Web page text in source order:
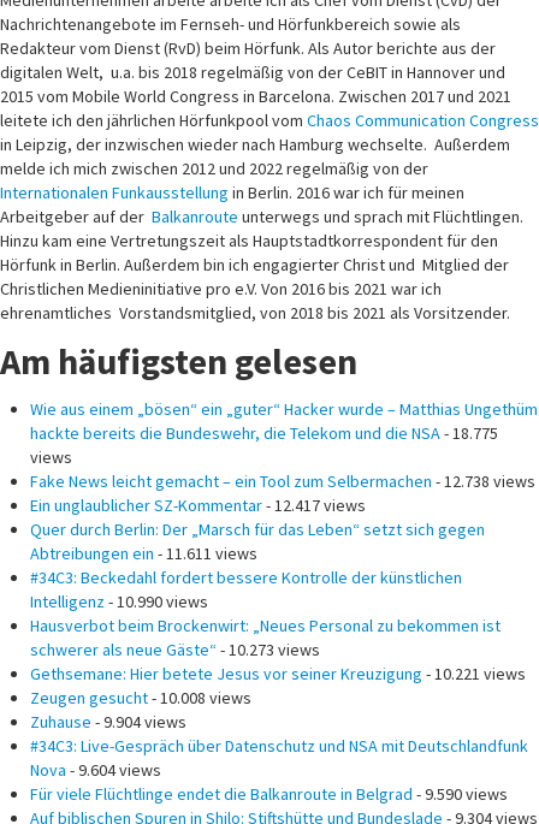
Nachrichtenangebote im Fernseh- und Hörfunkbereich sowie als
Redakteur vom Dienst (RvD) beim Hörfunk. Als Autor berichte aus der
digitalen Welt, u.a. bis 2018 regelmäßig von der CeBIT in Hannover und
2015 vom Mobile World Congress in Barcelona. Zwischen 2017 und 2021
leitete ich den jährlichen Hörfunkpool vom Chaos Communication Congress
in Leipzig, der inzwischen wieder nach Hamburg wechselte. Außerdem
melde ich mich zwischen 2012 und 2022 regelmäßig von der
Internationalen Funkausstellung in Berlin. 2016 war ich für meinen
Arbeitgeber auf der Balkanroute unterwegs und sprach mit Flüchtlingen.
Hinzu kam eine Vertretungszeit als Hauptstadtkorrespondent für den
Hörfunk in Berlin. Außerdem bin ich engagierter Christ und Mitglied der
Christlichen Medieninitiative pro e.V. Von 2016 bis 2021 war ich
ehrenamtliches Vorstandsmitglied, von 2018 bis 2021 als Vorsitzender.
Am häufigsten gelesen
Wie aus einem „bösen“ ein „guter“ Hacker wurde – Matthias Ungethüm
hackte bereits die Bundeswehr, die Telekom und die NSA- 18.775
views
Fake News leicht gemacht – ein Tool zum Selbermachen - 12.738 views
Ein unglaublicher SZ-Kommentar- 12.417 views
Quer durch Berlin: Der „Marsch für das Leben“ setzt sich gegen
Abtreibungen ein - 11.611 views
#34C3: Beckedahl fordert bessere Kontrolle der künstlichen
Intelligenz- 10.990 views
Hausverbot beim Brockenwirt: „Neues Personal zu bekommen ist
schwerer als neue Gäste“- 10.273 views
Gethsemane: Hier betete Jesus vor seiner Kreuzigung - 10.221 views
Zeugen gesucht- 10.008 views
Zuhause - 9.904 views
#34C3: Live-Gespräch über Datenschutz und NSA mit Deutschlandfunk
Nova - 9.604 views
Für viele Flüchtlinge endet die Balkanroute in Belgrad - 9.590 views
Auf biblischen Spuren in Shilo: Stiftshütte und Bundeslade - 9.304 views